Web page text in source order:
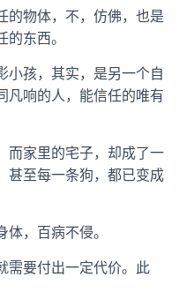
的物体，不，仿佛，也是
东西。
小孩，其实，是另一个自
凡响的人，能信任的唯有
而家里的宅子，却成了一
至每一条狗，都已变成
，百病不侵。
要付出一定代价。此